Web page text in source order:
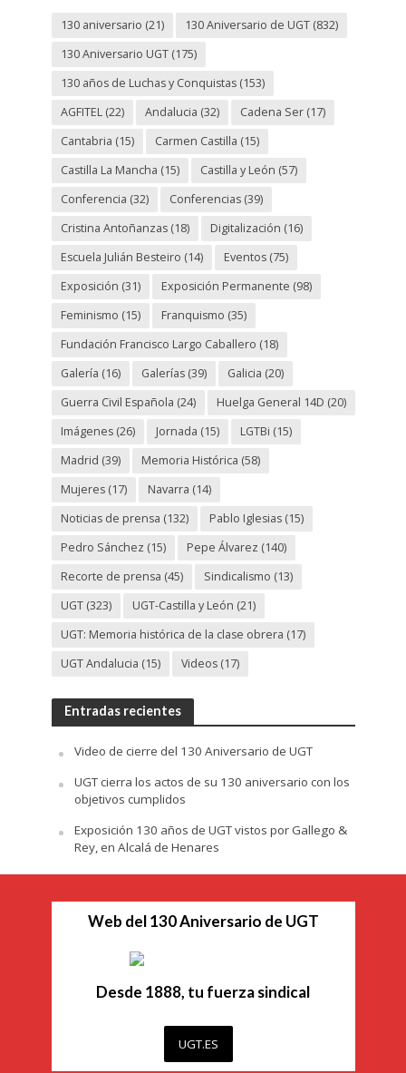
130 aniversario (21) 130 Aniversario de UGT(832)
130 Aniversario UGT(175)
130 años de Luchas y Conquistas(153)
AGFITEL(22) Andalucia (32) Cadena Ser(17)
Cantabria (15) Carmen Castilla (15)
Castilla La Mancha (15) Castilla y León (57)
Conferencia (32) Conferencias(39)
Cristina Antoñanzas(18) Digitalización (16)
Escuela Julián Besteiro (14) Eventos(75)
Exposición (31) Exposición Permanente (98)
Feminismo (15) Franquismo (35)
Fundación Francisco Largo Caballero (18)
Galería (16) Galerías(39) Galicia (20)
Guerra Civil Española (24) Huelga General 14D (20)
Imágenes(26) Jornada (15) LGTBi (15)
Madrid (39) Memoria Histórica (58)
Mujeres(17) Navarra (14)
Noticias de prensa (132) Pablo Iglesias(15)
Pedro Sánchez (15) Pepe Álvarez (140)
Recorte de prensa (45) Sindicalismo (13)
UGT(323) UGT-Castilla y León (21)
UGT: Memoria histórica de la clase obrera (17)
UGT Andalucia (15) Videos(17)
Entradas recientes
Video de cierre del 130 Aniversario de UGT
UGT cierra los actos de su 130 aniversario con los
objetivos cumplidos
Exposición 130 años de UGT vistos por Gallego &
Rey, en Alcalá de Henares
Web del 130 Aniversario de UGT
Desde 1888, tu fuerza sindical
UGT.ES